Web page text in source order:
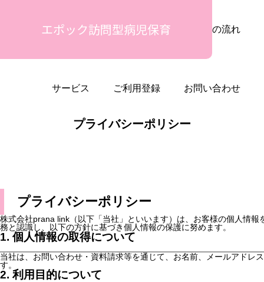
エポック訪問型病児保育
安心の理由 ご利用シーン ご利用の流れ
サービス ご利用登録 お問い合わせ
プライバシーポリシー
プライバシーポリシー
株式会社prana link（以下「当社」といいます）は、お客様の個人情
務と認識し、以下の方針に基づき個人情報の保護に努めます。
1. 個人情報の取得について
当社は、お問い合わせ・資料請求等を通じて、お名前、メールアドレ
す。
2. 利用目的について